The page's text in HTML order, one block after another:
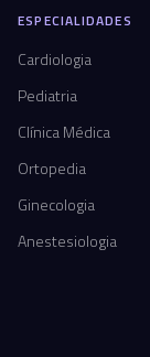
ESPECIALIDADES
Cardiologia
Pediatria
Clínica Médica
Ortopedia
Ginecologia
Anestesiologia